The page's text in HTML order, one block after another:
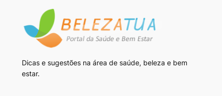
Dicas e sugestões na área de saúde, beleza e bem
estar.